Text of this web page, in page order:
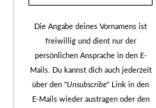
Die Angabe deines Vornamens ist
freiwillig und dient nur der
persönlichen Ansprache in den E-
Mails. Du kannst dich auch jederzeit
über den "Unsubscribe" Link in den
E-Mails wieder austragen oder den